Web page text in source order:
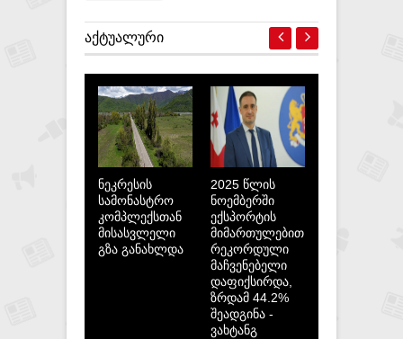
ᲐᲥᲢᲣᲐᲚᲣᲠᲘ
ნეკრესის
სამონასტრო
კომპლექსთან
მისასვლელი
გზა განახლდა
2025 წლის
ნოემბერში
ექსპორტის
მიმართულებით
რეკორდული
მაჩვენებელი
დაფიქსირდა,
ზრდამ 44.2%
შეადგინა -
ვახტანგ